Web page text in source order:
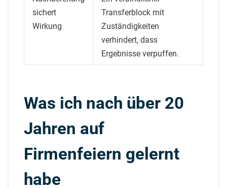
sichert
Wirkung
Transferblock mit
Zuständigkeiten
verhindert, dass
Ergebnisse verpuffen.
Was ich nach über 20
Jahren auf
Firmenfeiern gelernt
habe